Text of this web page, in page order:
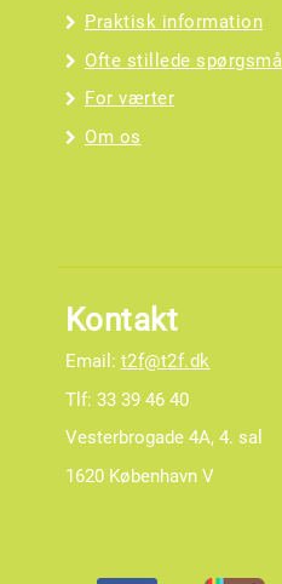
Praktisk information
Ofte stillede spørgsmål
For værter
Om os
Kontakt
Email: t2f@t2f.dk
Tlf: 33 39 46 40
Vesterbrogade 4A, 4. sal
1620 København V